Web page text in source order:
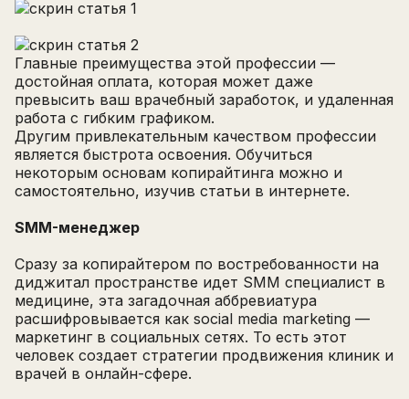
Главные преимущества этой профессии —
достойная оплата, которая может даже
превысить ваш врачебный заработок, и удаленная
работа с гибким графиком.
Другим привлекательным качеством профессии
является быстрота освоения. Обучиться
некоторым основам копирайтинга можно и
самостоятельно, изучив статьи в интернете.
SMM-менеджер
Сразу за копирайтером по востребованности на
диджитал пространстве идет SMM специалист в
медицине, эта загадочная аббревиатура
расшифровывается как social media marketing —
маркетинг в социальных сетях. То есть этот
человек создает стратегии продвижения клиник и
врачей в онлайн-сфере.